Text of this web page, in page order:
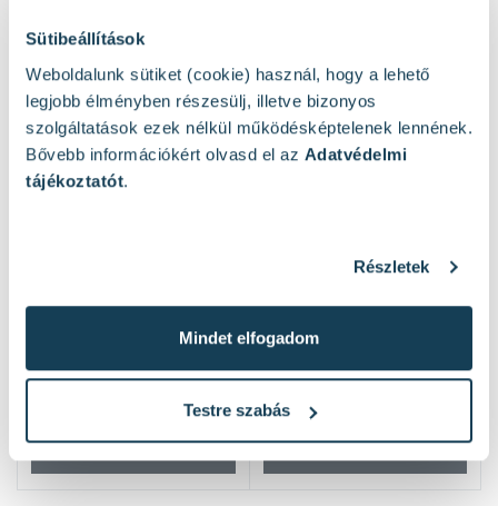
Sütibeállítások
Weboldalunk sütiket (cookie) használ, hogy a lehető
legjobb élményben részesülj, illetve bizonyos
szolgáltatások ezek nélkül működésképtelenek lennének.
Bővebb információkért olvasd el az Adatvédelmi
tájékoztatót.
Részletek
Mindet elfogadom
Testre szabás
A leggyakoribb hegesztési eljárások
2025. okt. 14.
Nem mindegy, hogyan olvad a fém!